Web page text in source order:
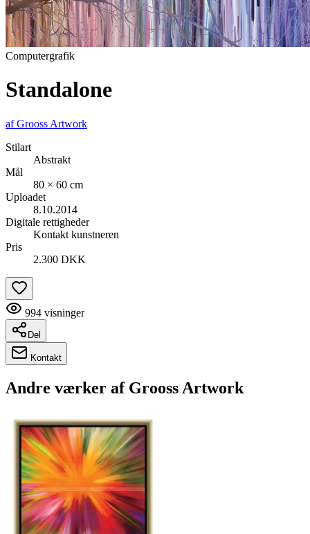
Computergrafik
Standalone
afGrooss Artwork
Stilart
Abstrakt
Mål
80 × 60 cm
Uploadet
8.10.2014
Digitale rettigheder
Kontakt kunstneren
Pris
2.300 DKK
994 visninger
Del
Kontakt
Andre værker af Grooss Artwork